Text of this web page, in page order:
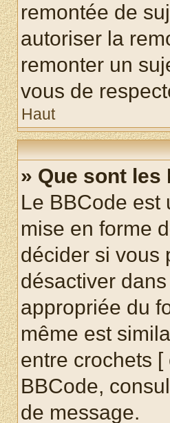
remontée de
autoriser la
remonter un
vous de
Haut
» Que sont les
Le BBCode est
mise en forme
décider si vous
désactiver
appropriée du
même est
entre crochets [
BBCode,
de message.